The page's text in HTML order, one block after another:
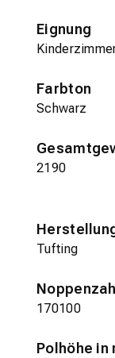
Eignung
Farbton
Schwarz
2190
Tufting
170100
Polhöhe in